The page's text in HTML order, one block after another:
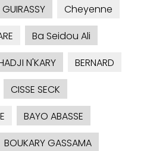
Cheyenne
Ba Seidou Ali
N'KARY
BERNARD
CISSE SECK
BAYO ABASSE
BOUKARY GASSAMA